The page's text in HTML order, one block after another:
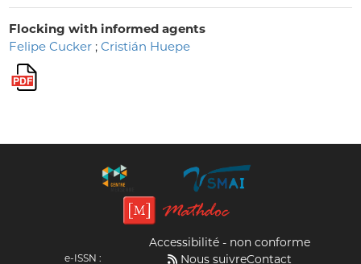
Flocking with informed agents
Felipe Cucker ; Cristián Huepe
e-ISSN :
Accessibilité - non conforme
Nous suivreContact